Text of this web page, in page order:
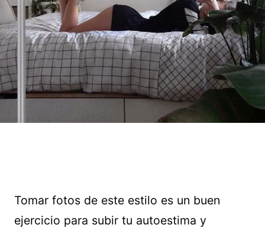
Tomar fotos de este estilo es un buen
ejercicio para subir tu autoestima y